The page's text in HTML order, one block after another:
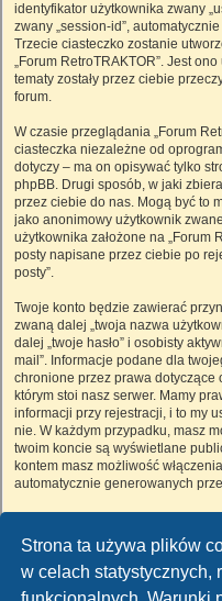
Strona ta używa plików
w celach statystycznych,
identyfikator użytkownika zwany
zwany „session-id”,
Trzecie ciasteczko zostanie
„Forum RetroTRAKTOR”. Jest
tematy zostały przez ciebie
forum.
W czasie przeglądania „Forum
ciasteczka niezależne od
dotyczy – ma on opisywać tylko
phpBB. Drugi sposób, w jaki
przez ciebie do nas. Mogą być to
jako anonimowy użytkownik
użytkownika założone na „Forum
posty napisane przez ciebie po
posty”.
Twoje konto będzie zawierać
zwaną dalej „twoja nazwa
dalej „twoje hasło” i osobisty
mail”. Informacje podane dla
chronione przez prawa dotyczące
którym stoi nasz serwer. Mamy
informacji przy rejestracji, i to my
nie. W każdym przypadku, masz
twoim koncie są wyświetlane
kontem masz możliwość
automatycznie generowanych
Twoje hasło jest zaszyfrowane,
używać tego samego hasła na
umożliwia dostęp do twojego
i w żadnym wypadku nie podawaj
„Nie pamiętam hasła”. Witryna